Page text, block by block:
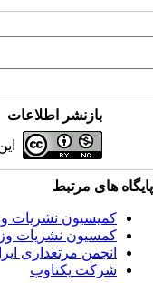
بازنشر اطلاعات
پایگاه های مرتبط
کمیسیون نشریات
کمسیون نشریات
انجمن مرتعداری
شرکت یکتاوب